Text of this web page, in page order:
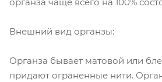
Внешний вид органзы:
Органза бывает матовой или
придают ограненные нити.